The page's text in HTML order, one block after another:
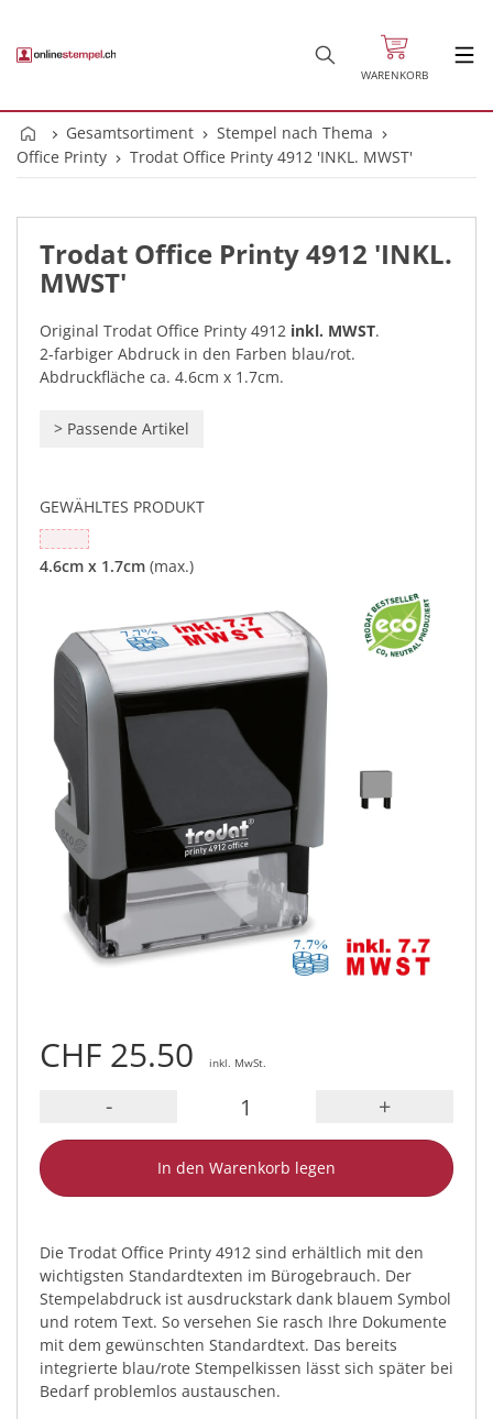
WARENKORB
Gesamtsortiment
Stempel nach Thema
Office Printy
Trodat Office Printy 4912 'INKL. MWST'
Trodat Office Printy 4912 'INKL.
MWST'
Original Trodat Office Printy 4912 inkl. MWST.
2-farbiger Abdruck in den Farben blau/rot.
Abdruckfläche ca. 4.6cm x 1.7cm.
> Passende Artikel
GEWÄHLTES PRODUKT
CHF 25.50 inkl. MwSt.
- +
In den Warenkorb legen
Die Trodat Office Printy 4912 sind erhältlich mit den
wichtigsten Standardtexten im Bürogebrauch. Der
Stempelabdruck ist ausdruckstark dank blauem Symbol
und rotem Text. So versehen Sie rasch Ihre Dokumente
mit dem gewünschten Standardtext. Das bereits
integrierte blau/rote Stempelkissen lässt sich später bei
Bedarf problemlos austauschen.